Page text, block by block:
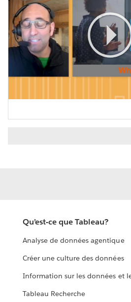
Qu’est-ce que Tableau?
Analyse de données agentique
Créer une culture des données
Information sur les données et
Tableau Recherche